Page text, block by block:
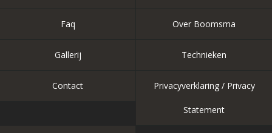
Faq Over Boomsma
Gallerij Technieken
Contact Privacyverklaring / Privacy
Statement